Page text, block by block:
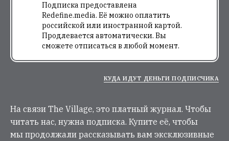
Подписка предоставлена
Redefine.media. Её можно оплатить
российской или иностранной картой.
Продлевается автоматически. Вы
сможете отписаться в любой момент.
КУДА ИДУТ ДЕНЬГИ ПОДПИСЧИКА
На связи The Village, это платный журнал. Чтобы
читать нас, нужна подписка. Купите её, чтобы
мы продолжали рассказывать вам эксклюзивные